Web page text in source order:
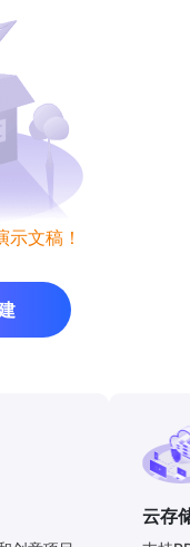
文稿！
云存